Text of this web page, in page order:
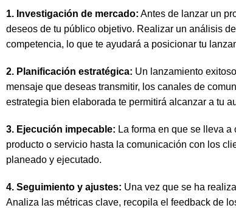
1. Investigación de mercado: Antes de lanzar un
deseos de tu público objetivo. Realizar un análisis
competencia, lo que te ayudará a posicionar tu
2. Planificación estratégica: Un lanzamiento
mensaje que deseas transmitir, los canales de
estrategia bien elaborada te permitirá alcanzar a tu
3. Ejecución impecable: La forma en que se lleva
producto o servicio hasta la comunicación con los
planeado y ejecutado.
4. Seguimiento y ajustes: Una vez que se ha
Analiza las métricas clave, recopila el feedback de